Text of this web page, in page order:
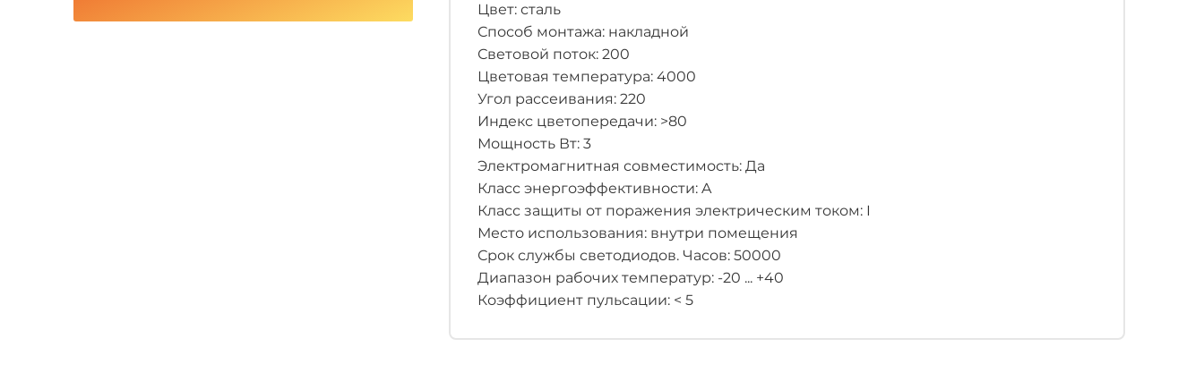
Цвет: сталь
Способ монтажа: накладной
Световой поток: 200
Цветовая температура: 4000
Угол рассеивания: 220
Индекс цветопередачи: >80
Мощность Вт: 3
Электромагнитная совместимость: Да
Класс энергоэффективности: A
Класс защиты от поражения электрическим током: I
Место использования: внутри помещения
Срок службы светодиодов. Часов: 50000
Диапазон рабочих температур: -20 ... +40
Коэффициент пульсации: < 5